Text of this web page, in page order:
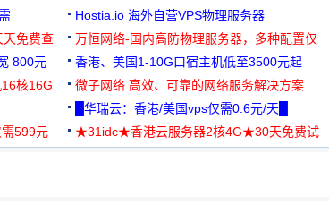
Hostia.io 海外自营VPS物理服务器
免费查
万恒网络-国内高防物理服务器，多种配置仅
99元/月起
800元 香港、美国1-10G口宿主机低至3500元起
核16G
微子网络 高效、可靠的网络服务解决方案
█华瑞云：香港/美国vps仅需0.6元/天█
599元
★31idc★香港云服务器2核4G★30天免费试
理性选择
，理性选择